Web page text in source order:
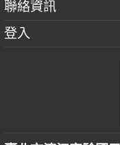
聯絡資訊
登入